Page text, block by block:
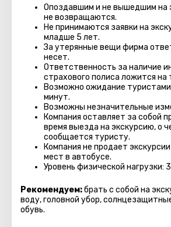
Опоздавшим и не вышедшим на
не возвращаются.
Не принимаются заявки на
младше 5 лет.
За утерянные вещи фирма
несет.
Ответственность за наличие
страхового полиса ложится на
Возможно ожидание
минут.
Возможны незначительные
Компания оставляет за собой
время выезда на экскурсию, о
сообщается туристу.
Компания не продает
мест в автобуcе.
Уровень физической нагрузки:
Рекомендуем:брать с собой на
воду, головной убор,
обувь.